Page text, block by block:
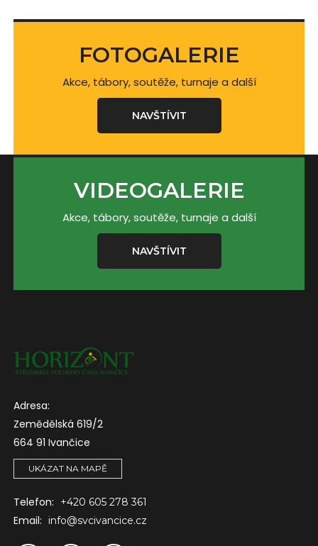
FOTOGALERIE
Akce, tábory, soutěže, turnaje a další
NAVŠTÍVIT
VIDEOGALERIE
Akce, tábory, soutěže, turnaje a další
NAVŠTÍVIT
Adresa:
Zemědělská 619/2
664 91 Ivančice
UKÁZAT NA MAPĚ
Telefon: +420 605 278 361
Email: info@svcivancice.cz